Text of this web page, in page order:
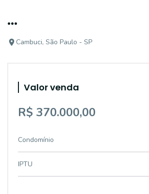
...
Cambuci, São Paulo - SP
Valor venda
R$ 370.000,00
Condomínio
IPTU